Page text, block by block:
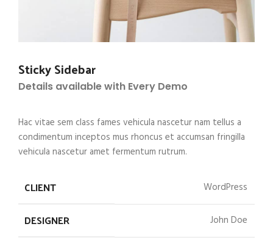
Sticky Sidebar
Details available with Every Demo
Hac vitae sem class fames vehicula nascetur nam tellus a
condimentum inceptos mus rhoncus et accumsan fringilla
vehicula nascetur amet fermentum rutrum.
CLIENT WordPress
DESIGNER John Doe